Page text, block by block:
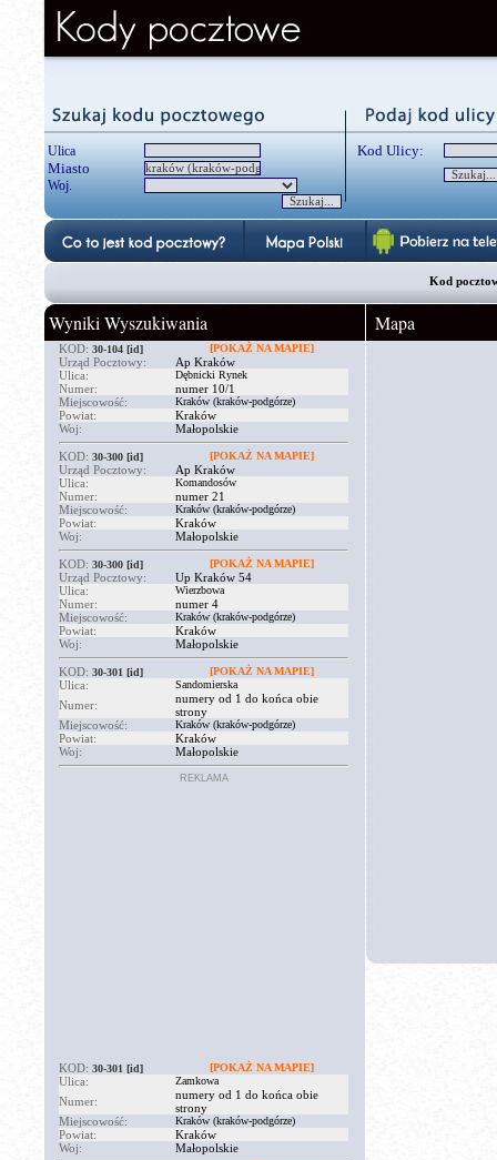
Ulica
Miasto
Woj.
Kod Ulicy:
Kod
Wyniki Wyszukiwania
KOD: 30-104 [id] [POKAŻ NA MAPIE]
Urząd Pocztowy:
Ap Kraków
Ulica:
Dębnicki Rynek
Numer:
numer 10/1
Miejscowość:
Kraków (kraków-podgórze)
Powiat:
Kraków
Woj:
Małopolskie
KOD: 30-300 [id] [POKAŻ NA MAPIE]
Urząd Pocztowy:
Ap Kraków
Ulica:
Komandosów
Numer:
numer 21
Miejscowość:
Kraków (kraków-podgórze)
Powiat:
Kraków
Woj:
Małopolskie
KOD: 30-300 [id] [POKAŻ NA MAPIE]
Urząd Pocztowy:
Up Kraków 54
Ulica:
Wierzbowa
Numer:
numer 4
Miejscowość:
Kraków (kraków-podgórze)
Powiat:
Kraków
Woj:
Małopolskie
KOD: 30-301 [id] [POKAŻ NA MAPIE]
Ulica: Sandomierska
Numer:
numery od 1 do końca obie
strony
Miejscowość:
Kraków (kraków-podgórze)
Powiat:
Kraków
Woj:
Małopolskie
REKLAMA
KOD: 30-301 [id] [POKAŻ NA MAPIE]
Ulica: Zamkowa
Numer:
numery od 1 do końca obie
strony
Miejscowość:
Kraków (kraków-podgórze)
Powiat:
Kraków
Woj:
Małopolskie
Mapa